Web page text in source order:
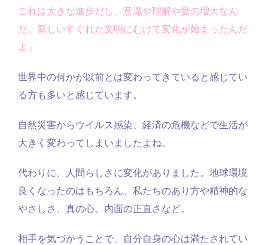
これは大きな進歩だし、意識や理解や愛の増大なん
だ。新しいすぐれた文明にむけて変化が始まったんだ
よ」
世界中の何かが以前とは変わってきていると感じてい
る方も多いと感じています。
自然災害からウイルス感染、経済の危機などで生活が
大きく変わってしまいましたよね。
代わりに、人間らしさに変化がありました。地球環境
良くなったのはもちろん、私たちのあり方や精神的な
やさしさ、真の心、内面の正直さなど。
相手を気づかうことで、自分自身の心は満たされてい